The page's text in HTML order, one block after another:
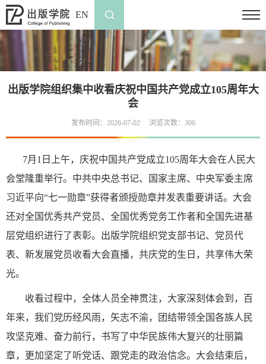
EN
出版学院组织集中收看庆祝中国共产党成立105周年大
会
发布时间：2026-07-02 浏览次数： 306
7月1日上午，庆祝中国共产党成立105周年大会在人民大
会堂隆重举行。中共中央总书记、国家主席、中央军委主席
习近平向“七一勋章”获得者颁授勋章并发表重要讲话。大会
还对全国优秀共产党员、全国优秀党务工作者和全国先进基
层党组织进行了表彰。出版学院组织党支部书记、党员代
表、新发展党员收看大会直播，共庆党的生日，共享伟大荣
光。
收看过程中，全体人员全神贯注，大家深刻体会到，百
年来，我们党历经风雨，矢志不渝，团结带领全国各族人民
攻坚克难、奋力前行，书写了中华民族伟大复兴的壮丽篇
章，更加坚定了听党话、跟党走的政治信念。大会结束后，